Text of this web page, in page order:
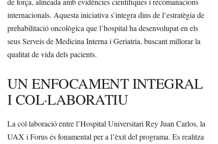
internacionals. Aquesta iniciativa s’integra dins de l’estratègia de
prehabilitació oncològica que l’hospital ha desenvolupat en els
seus Serveis de Medicina Interna i Geriatria, buscant millorar la
qualitat de vida dels pacients.
UN ENFOCAMENT INTEGRAL
I COL·LABORATIU
La col·laboració entre l’Hospital Universitari Rey Juan Carlos, la
UAX i Forus és fonamental per a l’èxit del programa. Es realitza